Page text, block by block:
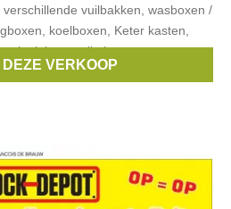
vuilbakken, wasboxen /
koelboxen, Keter kasten,
kerstartikelen,
(geur)kaarsen,
VERKOOP